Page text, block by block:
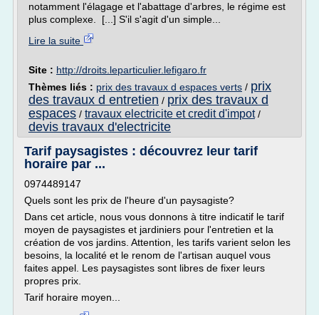
notamment l'élagage et l'abattage d'arbres, le régime est
plus complexe. [...] S'il s'agit d'un simple...
Lire la suite
Site : http://droits.leparticulier.lefigaro.fr
Thèmes liés : prix des travaux d espaces verts / prix
des travaux d entretien / prix des travaux d
espaces / travaux electricite et credit d'impot/
devis travaux d'electricite
Tarif paysagistes : découvrez leur tarif
horaire par ...
0974489147
Quels sont les prix de l'heure d'un paysagiste?
Dans cet article, nous vous donnons à titre indicatif le tarif
moyen de paysagistes et jardiniers pour l'entretien et la
création de vos jardins. Attention, les tarifs varient selon les
besoins, la localité et le renom de l'artisan auquel vous
faites appel. Les paysagistes sont libres de fixer leurs
propres prix.
Tarif horaire moyen...